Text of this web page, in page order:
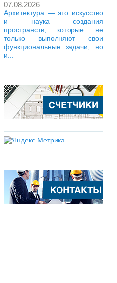
07.08.2026
Архитектура — это искусство
и наука создания
пространств, которые не
только выполняют свои
функциональные задачи, но
и...